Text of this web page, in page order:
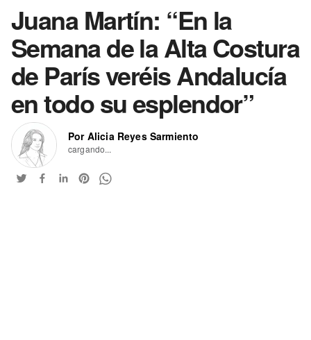
Juana Martín: “En la
Semana de la Alta Costura
de París veréis Andalucía
en todo su esplendor”
Por Alicia Reyes Sarmiento
cargando...